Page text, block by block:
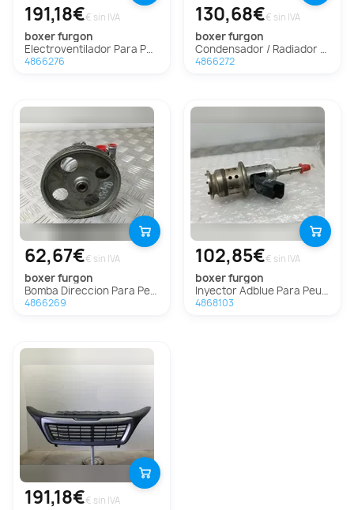
191,18€€ sin IVA
boxer furgon
Electroventilador Para Peugeot Boxer Furgón
4866276
130,68€€ sin IVA
boxer furgon
Condensador / Radiador Aire Acondicionado Para Peugeot Boxer Furgón
4866272
62,67€€ sin IVA
boxer furgon
Bomba Direccion Para Peugeot Boxer Furgón
4866269
102,85€€ sin IVA
boxer furgon
Inyector Adblue Para Peugeot Boxer Furgón
4868103
191,18€€ sin IVA